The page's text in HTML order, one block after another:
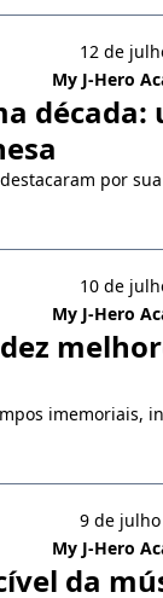
12 de
My J-Hero
década:
por
10 de
My J-Hero
imemoriais,
9 de julho
My J-Hero
da